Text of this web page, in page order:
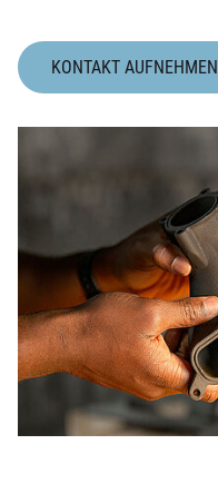
KONTAKT AUFNEHMEN